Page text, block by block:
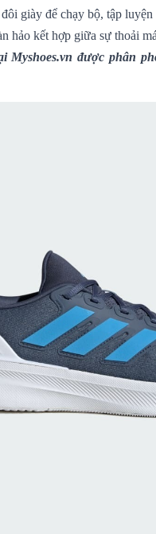
giày để chạy bộ, tập luyện
hảo kết hợp giữa sự thoải
Myshoes.vn được phân